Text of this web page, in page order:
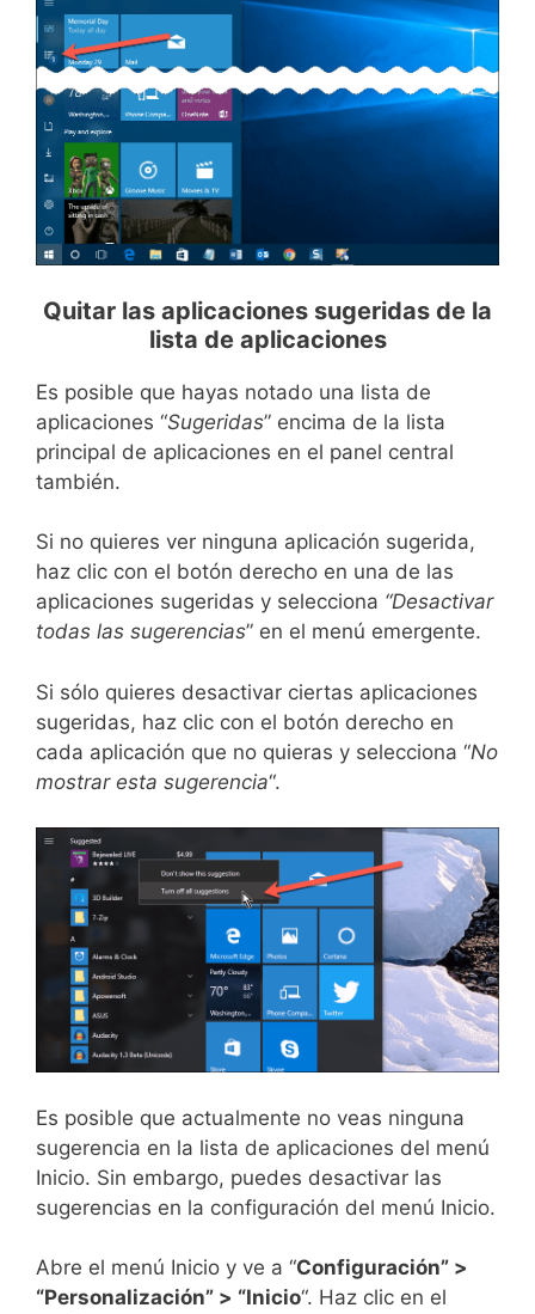
Quitar las aplicaciones sugeridas de la
lista de aplicaciones
Es posible que hayas notado una lista de
aplicaciones “Sugeridas” encima de la lista
principal de aplicaciones en el panel central
también.
Si no quieres ver ninguna aplicación sugerida,
haz clic con el botón derecho en una de las
aplicaciones sugeridas y selecciona “Desactivar
todas las sugerencias” en el menú emergente.
Si sólo quieres desactivar ciertas aplicaciones
sugeridas, haz clic con el botón derecho en
cada aplicación que no quieras y selecciona “No
mostrar esta sugerencia“.
Es posible que actualmente no veas ninguna
sugerencia en la lista de aplicaciones del menú
Inicio. Sin embargo, puedes desactivar las
sugerencias en la configuración del menú Inicio.
Abre el menú Inicio y ve a “Configuración” >
“Personalización” > “Inicio“. Haz clic en el